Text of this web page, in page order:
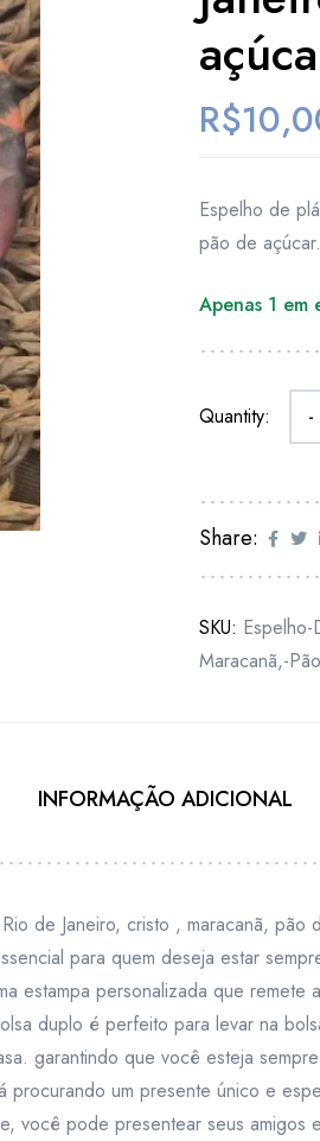
R$
Espelho de
pão de açúcar.
Apenas 1 em
Quantity: -
Share:
SKU:
Maracanã,-
INFORMAÇÃO ADICIONAL
de Janeiro, cristo , maracanã,
para quem deseja estar
estampa personalizada que
duplo é perfeito para levar na
garantindo que você esteja
um presente único e
você pode presentear seus amigos